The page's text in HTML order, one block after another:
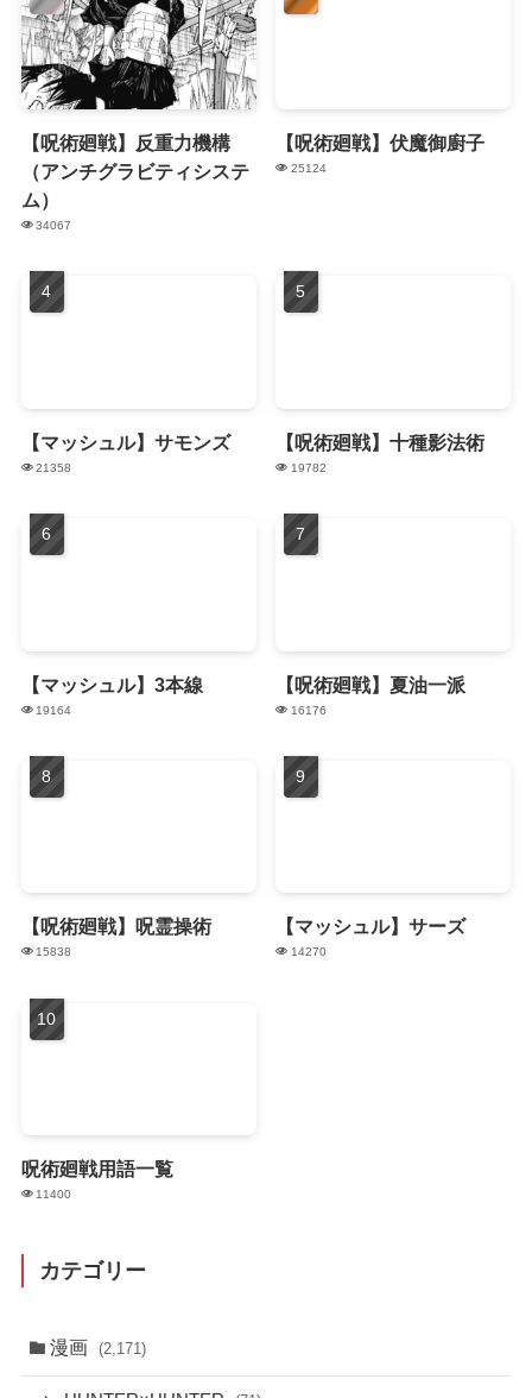
【呪術廻戦】反重力機構
（アンチグラビティシステ
ム）
34067
【呪術廻戦】伏魔御廚子
25124
【マッシュル】サモンズ
21358
【呪術廻戦】十種影法術
19782
【マッシュル】3本線
19164
【呪術廻戦】夏油一派
16176
【呪術廻戦】呪霊操術
15838
【マッシュル】サーズ
14270
呪術廻戦用語一覧
11400
カテゴリー
漫画 (2,171)